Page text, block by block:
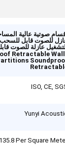
صوتية عالية
للصوت قابل للسحب
عازلة للصوت
Retractable Wall
ISO, CE,
Yunyi
Per Square